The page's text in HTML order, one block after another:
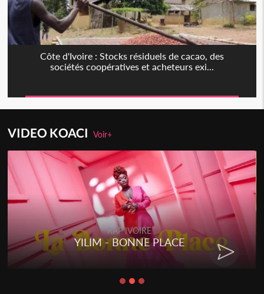
Côte d'Ivoire : Stocks résiduels de cacao, des
sociétés coopératives et acheteurs exi...
VIDEO KOACIVoir+
RAP IVOIRE
YILIM - BONNE PLACE